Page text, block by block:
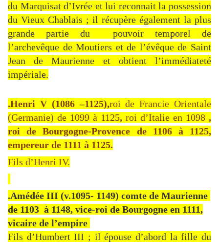
du Marquisat d’Ivrée et lui reconnait la possession
du Vieux Chablais ; il récupère également la plus
grande partie du pouvoir temporel de
l’archevêque de Moutiers et de l’évêque de Saint
Jean de Maurienne et obtient l’immédiateté
impériale.
.Henri V(1086 –1125),roi de Francie Orientale
(Germanie) de 1099 à 1125, roi d’Italie en 1098 ,
roi de Bourgogne-Provence de 1106 à 1125,
empereur de 1111 à 1125.
Fils d’Henri IV.
.Amédée III (v.1095- 1149) comte de Maurienne
de 1103 à 1148, vice-roi de Bourgogne en 1111,
vicaire de l’empire
Fils d’Humbert III ; il épouse d’abord la fille du